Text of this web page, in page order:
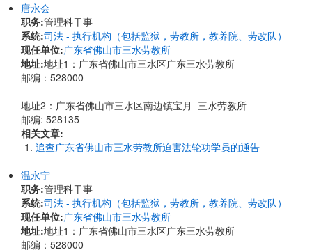
唐永会
职务:管理科干事
系统:司法 - 执行机构（包括监狱，劳教所，教养院、劳改队）
现任单位:广东省佛山市三水劳教所
地址:​地址1：广东省佛山市三水区广东三水劳教所
邮编：528000
地址2：广东省佛山市三水区南边镇宝月 三水劳教所
邮编: 528135
相关文章:
追查广东省佛山市三水劳教所迫害法轮功学员的通告
温永宁
职务:管理科干事
系统:司法 - 执行机构（包括监狱，劳教所，教养院、劳改队）
现任单位:广东省佛山市三水劳教所
地址:​地址1：广东省佛山市三水区广东三水劳教所
邮编：528000